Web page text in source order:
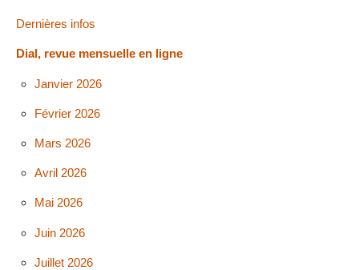
Dernières infos
Dial, revue mensuelle en ligne
Janvier 2026
Février 2026
Mars 2026
Avril 2026
Mai 2026
Juin 2026
Juillet 2026